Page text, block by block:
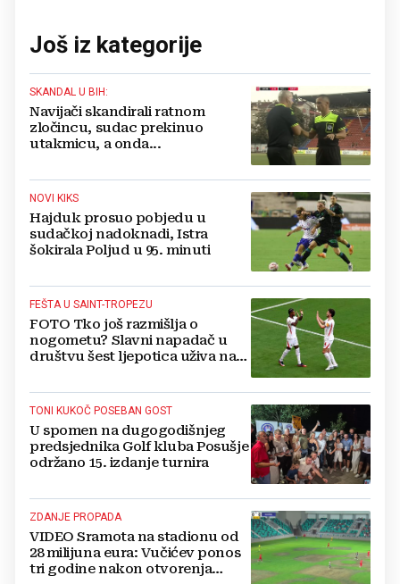
Još iz kategorije
SKANDAL U BIH:
Navijači skandirali ratnom
zločincu, sudac prekinuo
utakmicu, a onda...
NOVI KIKS
Hajduk prosuo pobjedu u
sudačkoj nadoknadi, Istra
šokirala Poljud u 95. minuti
FEŠTA U SAINT-TROPEZU
FOTO Tko još razmišlja o
nogometu? Slavni napadač u
društvu šest ljepotica uživa na
TONI KUKOČ POSEBAN GOST
U spomen na dugogodišnjeg
predsjednika Golf kluba Posušje
održano 15. izdanje turnira
ZDANJE PROPADA
VIDEO Sramota na stadionu od
28 milijuna eura: Vučićev ponos
tri godine nakon otvorenja